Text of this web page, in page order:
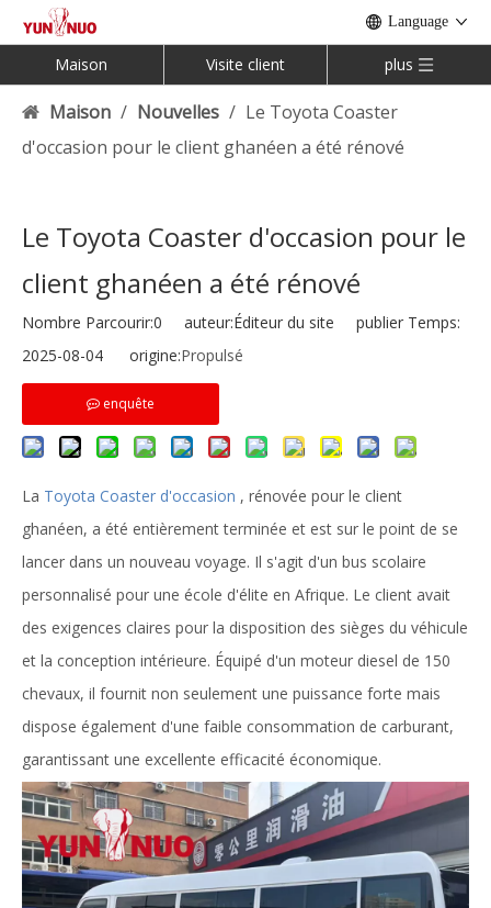
Language
Maison Visite client plus
Maison / Nouvelles / Le Toyota Coaster
d'occasion pour le client ghanéen a été rénové
Le Toyota Coaster d'occasion pour le
client ghanéen a été rénové
Nombre Parcourir:0 auteur:Éditeur du site publier Temps:
2025-08-04 origine:Propulsé
enquête
La Toyota Coaster d'occasion , rénovée pour le client
ghanéen, a été entièrement terminée et est sur le point de se
lancer dans un nouveau voyage. Il s'agit d'un bus scolaire
personnalisé pour une école d'élite en Afrique. Le client avait
des exigences claires pour la disposition des sièges du véhicule
et la conception intérieure. Équipé d'un moteur diesel de 150
chevaux, il fournit non seulement une puissance forte mais
dispose également d'une faible consommation de carburant,
garantissant une excellente efficacité économique.